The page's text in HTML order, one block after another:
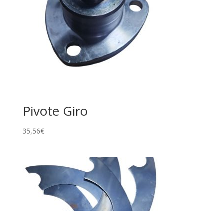
Pivote Giro
35,56€